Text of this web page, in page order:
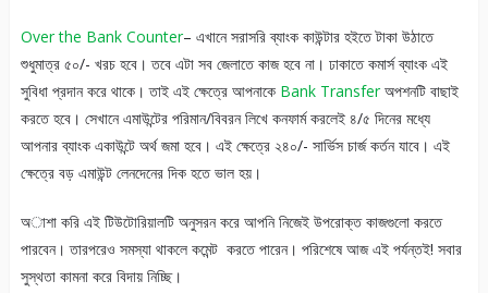
Over the Bank Counter– এখানে সরাসরি ব্যাংক কাউন্টার হইতে টাকা উঠাতে
শুধুমাত্র ৫০/- খরচ হবে। তবে এটা সব জেলাতে কাজ হবে না। ঢাকাতে কমার্স ব্যাংক এই
সুবিধা প্রদান করে থাকে। তাই এই ক্ষেত্রে আপনাকে Bank Transferঅপশনটি বাছাই
করতে হবে। সেখানে এমাউন্টের পরিমান/বিবরন লিখে কনফার্ম করলেই ৪/৫ দিনের মধ্যে
আপনার ব্যাংক একাউন্টে অর্থ জমা হবে। এই ক্ষেত্রে ২৪০/- সার্ভিস চার্জ কর্তন যাবে। এই
ক্ষেত্রে বড় এমাউন্ট লেনদেনের দিক হতে ভাল হয়।
অাশা করি এই টিউটোরিয়ালটি অনুসরন করে আপনি নিজেই উপরোক্ত কাজগুলো করতে
পারবেন। তারপরেও সমস্যা থাকলে কমেন্ট করতে পারেন। পরিশেষে আজ এই পর্যন্তই! সবার
সুস্থতা কামনা করে বিদায় নিচ্ছি।